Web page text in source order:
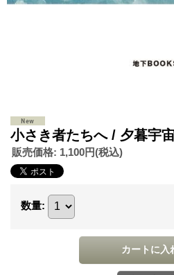
小さき者たちへ / 夕暮宇
販売価格: 1,100円(税込)
数量: